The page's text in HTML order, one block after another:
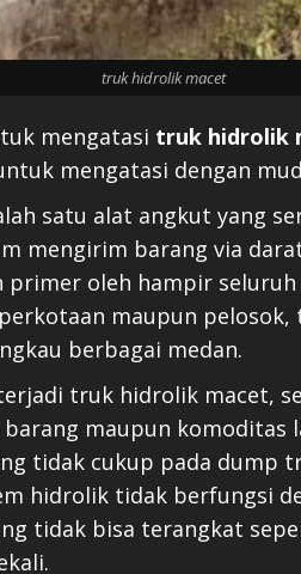
truk hidrolik macet
mengatasi truk hidrolik
mengatasi dengan
satu alat angkut yang
mengirim barang via
primer oleh hampir
maupun
berbagai medan.
truk hidrolik macet,
maupun komoditas
tidak cukup pada dump
hidrolik tidak berfungsi
tidak bisa terangkat